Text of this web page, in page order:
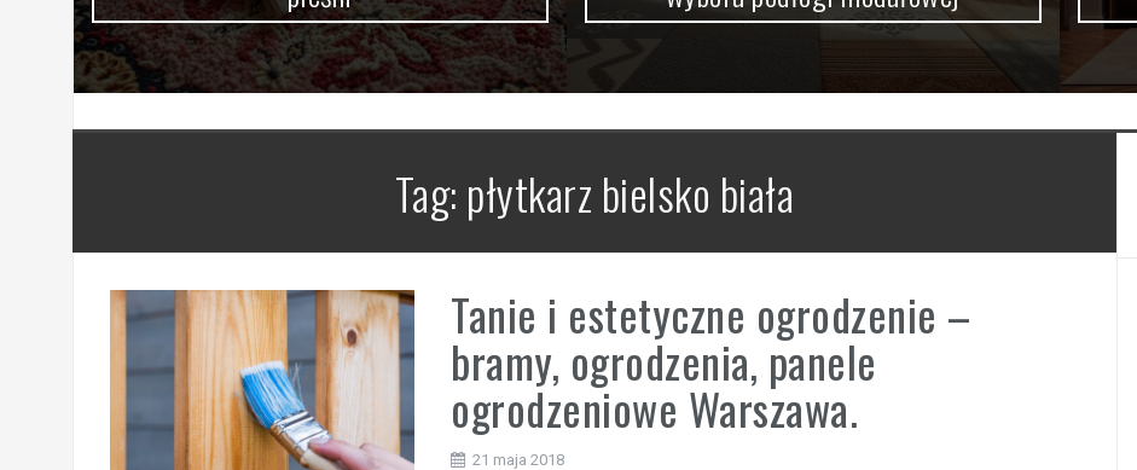
Tag: płytkarz bielsko biała
Tanie i estetyczne ogrodzenie –
bramy, ogrodzenia, panele
ogrodzeniowe Warszawa.
21 maja 2018